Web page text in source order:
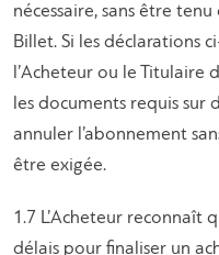
nécessaire, sans être
Billet. Si les déclarations
l’Acheteur ou le Titulaire
les documents requis sur
annuler l’abonnement
être exigée.
1.7 L’Acheteur reconnaît
délais pour finaliser un